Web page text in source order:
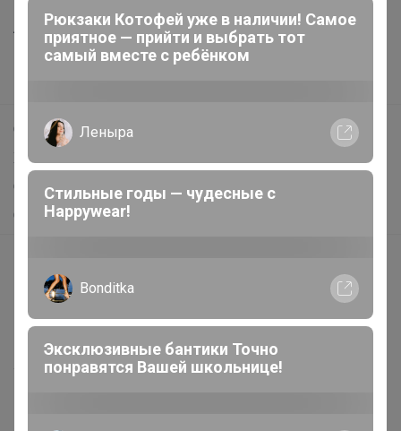
Анонсы
Новости
Самое выгодное
Хиты продаж
Самое желанное
Самое быстрое
Picabox.ru - Лучшее место для ваших изображений
Розыгрыш - Генератор случайных чисел
Пульс нашего маркетплейса
Укорачиватель ссылок
Рюкзаки Котофей уже в наличии! Самое
приятное — прийти и выбрать тот
самый вместе с ребёнком
Леныра
Стильные годы — чудесные с
Happywear!
Bonditka
Эксклюзивные бантики Точно
понравятся Вашей школьнице!